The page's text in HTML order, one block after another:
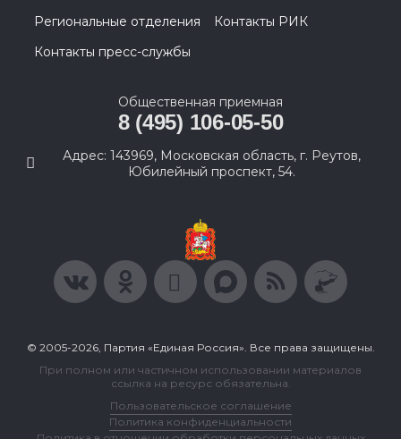
Региональные отделения
Контакты РИК
Контакты пресс-службы
Общественная приемная
8 (495) 106-05-50
Адрес: 143969, Московская область, г. Реутов,
Юбилейный проспект, 54.
© 2005-2026, Партия «Единая Россия». Все права защищены.
При полном или частичном использовании материалов
ссылка на ресурс обязательна.
Пользовательское соглашение
Политика конфиденциальности